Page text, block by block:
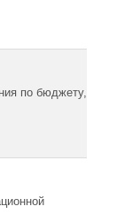
по бюджету,